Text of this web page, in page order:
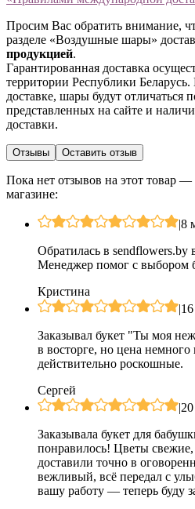
Просим Вас обратить внимание,
разделе «Воздушные шары»
продукцией.
Гарантированная доставка
территории Республики
доставке, шары будут отличаться
представленных на сайте и
доставки.
Отзывы Оставить отзыв
Пока нет отзывов на этот товар
магазине:
|8
Обратилась в sendflowers.by
Менеджер помог с выбором
Кристина
|
Заказывал букет "Ты моя
в восторге, но цена немного
действительно роскошные.
Сергей
|
Заказывала букет для
понравилось! Цветы
доставили точно в
вежливый, всё передал с
вашу работу — теперь буду